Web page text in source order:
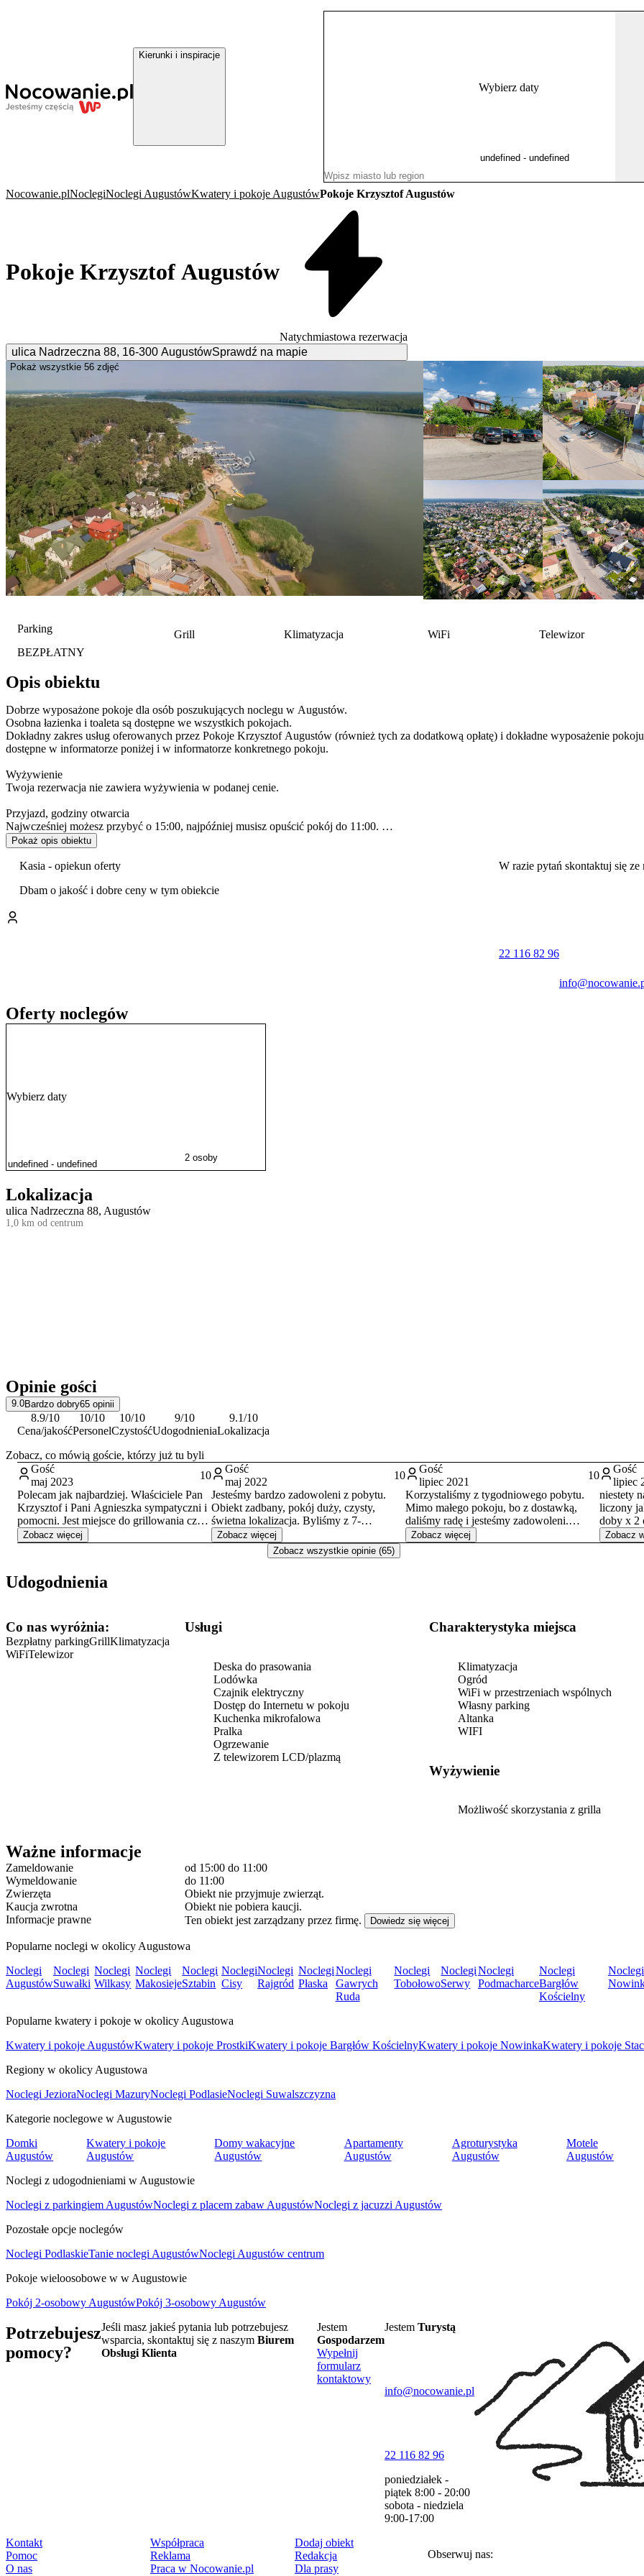
Kierunki i inspiracje
Wybierz daty
Nocowanie.plNoclegiNoclegi AugustówKwatery i pokoje AugustówPokoje Krzysztof Augustów
Pokoje Krzysztof Augustów
Natychmiastowa rezerwacja
ulica Nadrzeczna 88, 16-300 AugustówSprawdź na mapie
Pokaż wszystkie 56 zdjęć
Parking
BEZPŁATNY
Grill Klimatyzacja WiFi Telewizor
Opis obiektu
Dobrze wyposażone pokoje dla osób poszukujących noclegu w Augustów.
Osobna łazienka i toaleta są dostępne we wszystkich pokojach.
Dokładny zakres usług oferowanych przez Pokoje Krzysztof Augustów (również tych za dodatkową opłatę) i dokładne wyposażenie pokoju
dostępne w informatorze poniżej i w informatorze konkretnego pokoju.
Wyżywienie
Twoja rezerwacja nie zawiera wyżywienia w podanej cenie.
Przyjazd, godziny otwarcia
Najwcześniej możesz przybyć o 15:00, najpóźniej musisz opuścić pokój do 11:00.
Możesz rozmawiać z personelem w języku angielski, niemiecki i polski.
Pokaż opis obiektu
Kasia - opiekun oferty
Dbam o jakość i dobre ceny w tym obiekcie
W razie pytań skontaktuj się ze
22 116 82 96
Lokalizacja
ulica Nadrzeczna 88, Augustów
1,0 km od centrum
Opinie gości
9.0Bardzo dobry65 opinii
8.9/10
Cena/jakość
10/10
Personel
10/10
Czystość
9/10
Udogodnienia
9.1/10
Lokalizacja
Zobacz, co mówią goście, którzy już tu byli
Gość
maj 2023
10
Polecam jak najbardziej. Właściciele Pan
Krzysztof i Pani Agnieszka sympatyczni i
pomocni. Jest miejsce do grillowania czy
wypicia kawy na świeżym powietrzu.
Pokoje i łazienki ładne i czyste. Aneks
pobliżu. Do centrum 10-15 minut
Zobacz więcej
Gość
maj 2022
10
Jesteśmy bardzo zadowoleni z pobytu.
Obiekt zadbany, pokój duży, czysty,
świetna lokalizacja. Byliśmy z 7-
miesięczna córeczką, warunki na wyjazd z
rodziną bardzo dobre. Bardzo miły
właściciel. Polecamy.
Zobacz więcej
Gość
lipiec 2021
10
Korzystaliśmy z tygodniowego pobytu.
Mimo małego pokoju, bo z dostawką,
daliśmy radę i jesteśmy zadowoleni.
Bardzo czysto w pokoju, łazience,
czyściutka pościel. Bardzo dobrze
Granic, nawet Gołdap czy Wilno. A sam
Augustów jest cudny! Bardzo wszystkim
zgodnie z opisem. Na pewno będziemy
chcieli tam wrócić.
Zobacz więcej
Gość
lipiec
niestety
liczony
doby x 2
nami.
Zobacz
Zobacz wszystkie opinie (65)
Oferty noclegów
Wybierz daty
2 osoby
Udogodnienia
Co nas wyróżnia:
Bezpłatny parkingGrillKlimatyzacja
WiFiTelewizor
Usługi
Deska do prasowania
Lodówka
Czajnik elektryczny
Dostęp do Internetu w pokoju
Kuchenka mikrofalowa
Pralka
Ogrzewanie
Z telewizorem LCD/plazmą
Charakterystyka miejsca
Klimatyzacja
Ogród
WiFi w przestrzeniach wspólnych
Własny parking
Altanka
WIFI
Wyżywienie
Możliwość skorzystania z grilla
Ważne informacje
Zameldowanie od 15:00 do 11:00
Wymeldowanie
do 11:00
Zwierzęta
Obiekt nie przyjmuje zwierząt.
Kaucja zwrotna
Obiekt nie pobiera kaucji.
Informacje prawne
Ten obiekt jest zarządzany przez firmę. Dowiedz się więcej
Popularne noclegi w okolicy Augustowa
Noclegi
Augustów
Noclegi
Suwałki
Noclegi
Wilkasy
Noclegi
Makosieje
Noclegi
Sztabin
Noclegi
Cisy
Noclegi
Rajgród
Noclegi
Płaska
Noclegi
Gawrych
Ruda
Noclegi
Tobołowo
Noclegi
Serwy
Noclegi
Podmacharce
Noclegi
Bargłów
Kościelny
Noclegi
Popularne kwatery i pokoje w okolicy Augustowa
Kwatery i pokoje AugustówKwatery i pokoje ProstkiKwatery i pokoje Bargłów KościelnyKwatery i pokoje NowinkaKwatery i pokoje
Regiony w okolicy Augustowa
Noclegi JezioraNoclegi MazuryNoclegi PodlasieNoclegi Suwalszczyzna
Kategorie noclegowe w Augustowie
Domki
Augustów
Kwatery i pokoje
Augustów
Domy wakacyjne
Augustów
Apartamenty
Augustów
Agroturystyka
Augustów
Motele
Augustów
Noclegi z udogodnieniami w Augustowie
Noclegi z parkingiem AugustówNoclegi z placem zabaw AugustówNoclegi z jacuzzi Augustów
Pozostałe opcje noclegów
Noclegi PodlaskieTanie noclegi AugustówNoclegi Augustów centrum
Pokoje wieloosobowe w w Augustowie
Pokój 2-osobowy AugustówPokój 3-osobowy Augustów
Potrzebujesz
pomocy?
Jeśli masz jakieś pytania lub potrzebujesz
wsparcia, skontaktuj się z naszym Biurem
Obsługi Klienta
Jestem
Gospodarzem
Wypełnij
formularz
kontaktowy
Jestem Turystą
info@nocowanie.pl
22 116 82 96
poniedziałek -
piątek 8:00 - 20:00
sobota - niedziela
9:00-17:00
Kontakt
Pomoc
O nas
Współpraca
Reklama
Praca w Nocowanie.pl
Dodaj obiekt
Redakcja
Dla prasy
Obserwuj nas: